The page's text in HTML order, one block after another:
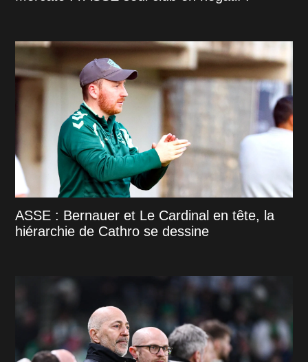
ASSE : Bernauer et Le Cardinal en tête, la
hiérarchie de Cathro se dessine